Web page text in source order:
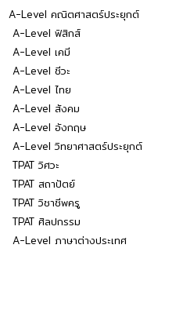
A-Level คณิตศาสตร์ประยุกต์
A-Level ฟิสิกส์
A-Level เคมี
A-Level ชีวะ
A-Level ไทย
A-Level สังคม
A-Level อังกฤษ
A-Level วิทยาศาสตร์ประยุกต์
TPAT วิศวะ
TPAT สถาปัตย์
TPAT วิชาชีพครู
TPAT ศิลปกรรม
A-Level ภาษาต่างประเทศ